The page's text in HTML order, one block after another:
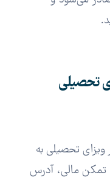
تحصیلی
تحصیلی به
تمکن مالی، آدرس